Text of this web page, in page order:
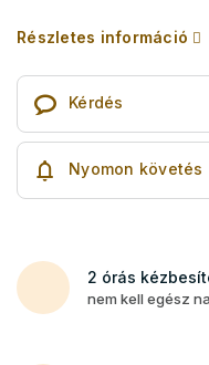
Részletes információ
Kérdés
Nyomon követés
2 órás
nem kell egész